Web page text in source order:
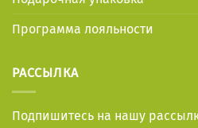
Программа лояльности
РАССЫЛКА
Подпишитесь на нашу